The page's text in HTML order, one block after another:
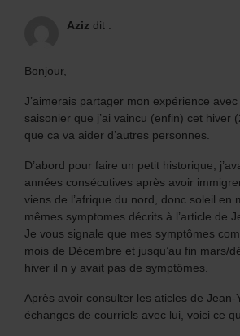
Aziz dit :
Bonjour,
J’aimerais partager mon expérience
saisonier que j’ai vaincu (enfin) cet hiver
que ca va aider d’autres personnes.
D’abord pour faire un petit historique,
années consécutives après avoir
viens de l’afrique du nord, donc soleil en
mêmes symptomes décrits à l’article de
Je vous signale que mes symptômes
mois de Décembre et jusqu’au fin mars/
hiver il n y avait pas de symptômes.
Après avoir consulter les aticles de Jean-
échanges de courriels avec lui, voici ce